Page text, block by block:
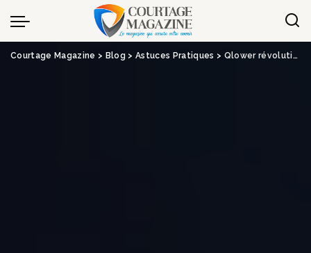
Panneau de gestion des cookies
Courtage Magazine > Blog > Astuces Pratiques > Qlower révolutionne la fiscalité locative en misant sur l’expérience des séniors – Assurance & Banque 2.0